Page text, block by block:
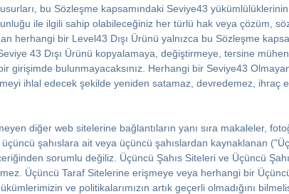
bu Sözleşme kapsamındaki Seviye43
ile ilgili sahip olabileceğiniz her türlü hak veya çözüm,
herhangi bir Level43 Dışı Ürünü yalnızca bu Sözleşme
43 Dışı Ürünü kopyalamaya, değiştirmeye, tersine
girişimde bulunmayacaksınız. Herhangi bir Seviye43
ihlal edecek şekilde yeniden satamaz, devredemez, ihraç
diğer web sitelerine bağlantıların yanı sıra makaleler,
şahıslara ait veya üçüncü şahıslardan kaynaklanan
sorumlu değiliz. Üçüncü Şahıs Siteleri ve Üçüncü
Üçüncü Taraf Sitelerine erişmeye veya herhangi bir
ve politikalarımızın artık geçerli olmadığını